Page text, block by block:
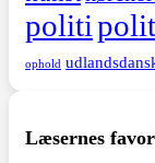
politi
ophold
Læsernes